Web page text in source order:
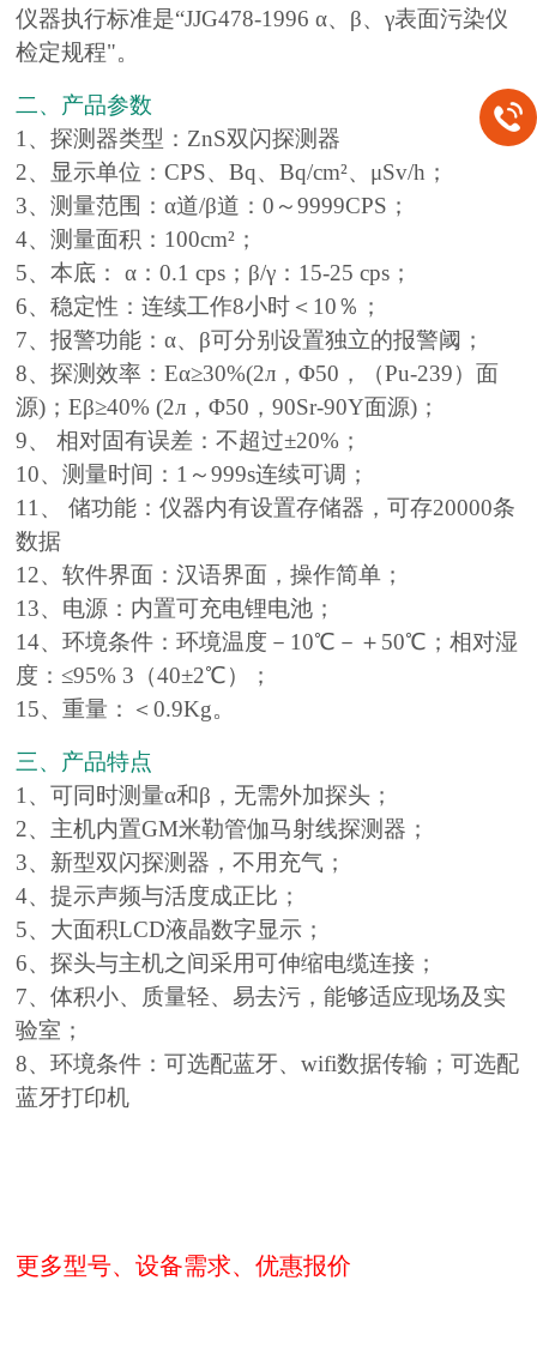
仪器执行标准是“JJG478-1996 α、β、γ表面污染仪
检定规程"。
二、产品参数
1、探测器类型：ZnS双闪探测器
2、显示单位：CPS、Bq、Bq/cm²、μSv/h；
3、测量范围：α道/β道：0～9999CPS；
4、测量面积：100cm²；
5、本底： α：0.1 cps；β/γ：15-25 cps；
6、稳定性：连续工作8小时＜10％；
7、报警功能：α、β可分别设置独立的报警阈；
8、探测效率：Eα≥30%(2л，Φ50，（Pu-239）面
源)；Eβ≥40% (2л，Φ50，90Sr-90Y面源)；
9、 相对固有误差：不超过±20%；
10、测量时间：1～999s连续可调；
11、 储功能：仪器内有设置存储器，可存20000条
数据
12、软件界面：汉语界面，操作简单；
13、电源：内置可充电锂电池；
14、环境条件：环境温度－10℃－＋50℃；相对湿
度：≤95% 3（40±2℃）；
15、重量：＜0.9Kg。
三、产品特点
1、可同时测量α和β，无需外加探头；
2、主机内置GM米勒管伽马射线探测器；
3、新型双闪探测器，不用充气；
4、提示声频与活度成正比；
5、大面积LCD液晶数字显示；
6、探头与主机之间采用可伸缩电缆连接；
7、体积小、质量轻、易去污，能够适应现场及实
验室；
8、环境条件：可选配蓝牙、wifi数据传输；可选配
蓝牙打印机
更多型号、设备需求、优惠报价